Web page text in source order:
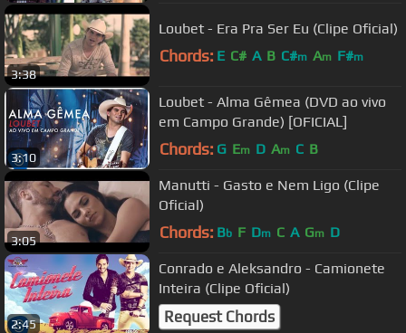
3:38
Loubet - Era Pra Ser Eu (Clipe Oficial)
Chords: E C# A B C#m Am F#m
3:10
Loubet - Alma Gêmea (DVD ao vivo
em Campo Grande) [OFICIAL]
Chords: G Em D Am C B
3:05
Manutti - Gasto e Nem Ligo (Clipe
Oficial)
Chords: Bb F Dm C A Gm D
2:45
Conrado e Aleksandro - Camionete
Inteira (Clipe Oficial)
Request Chords